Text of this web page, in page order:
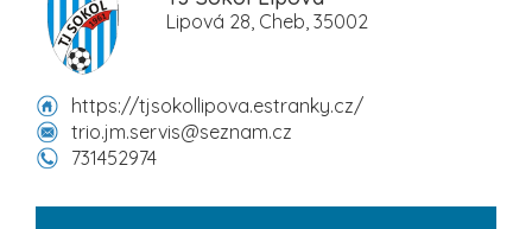
Lipová 28, Cheb, 35002
https://tjsokollipova.estranky.cz/
trio.jm.servis@seznam.cz
731452974